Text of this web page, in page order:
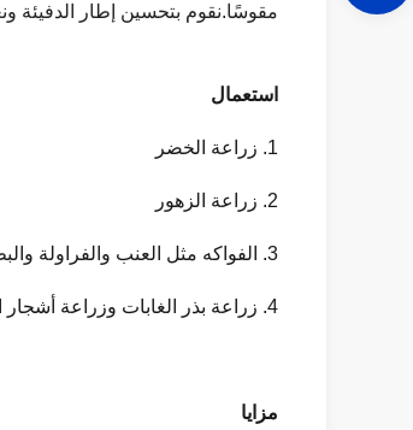
مقوسًا.نقوم بتحسين إطار الدفيئة
استعمال
1. زراعة الخضر
2. زراعة الزهور
3. الفواكه مثل العنب والفراولة والبطيخ والبرتقال إلخ.
4. زراعة بذر الغابات وزراعة أشجار الزينة والشجيرة.
مزايا